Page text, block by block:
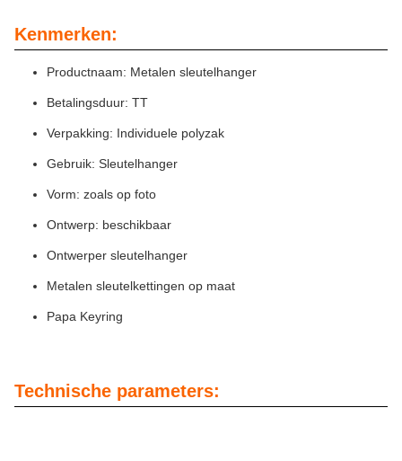
Kenmerken:
Productnaam: Metalen sleutelhanger
Betalingsduur: TT
Verpakking: Individuele polyzak
Gebruik: Sleutelhanger
Vorm: zoals op foto
Ontwerp: beschikbaar
Ontwerper sleutelhanger
Metalen sleutelkettingen op maat
Papa Keyring
Technische parameters: